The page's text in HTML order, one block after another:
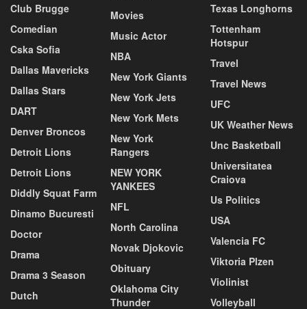
Club Brugge
Comedian
Cska Sofia
Dallas Mavericks
Dallas Stars
DART
Denver Broncos
Detroit Lions
Detroit Lions
Diddly Squat Farm
Dinamo Bucuresti
Doctor
Drama
Drama 3 Season
Dutch
Movies
Music Actor
NBA
New York Giants
New York Jets
New York Mets
New York
Rangers
NEW YORK
YANKEES
NFL
North Carolina
Novak Djokovic
Obituary
Oklahoma City
Thunder
Texas Longhorns
Tottenham
Hotspur
Travel
Travel News
UFC
UK Weather News
Unc Basketball
Universitatea
Craiova
Us Politics
USA
Valencia FC
Viktoria Plzen
Violinist
Volleyball